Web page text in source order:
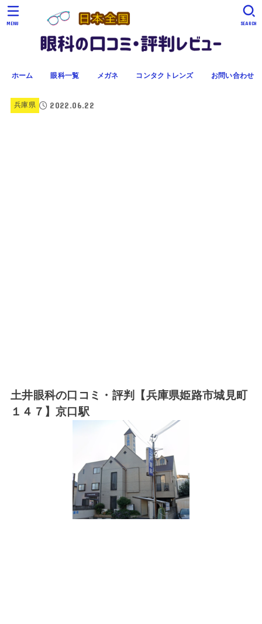
ホーム 眼科一覧 メガネ コンタクトレンズ お問い合わせ
SEARCH
MENU
兵庫県 2022.06.22
土井眼科の口コミ・評判【兵庫県姫路市城見町
１４７】京口駅